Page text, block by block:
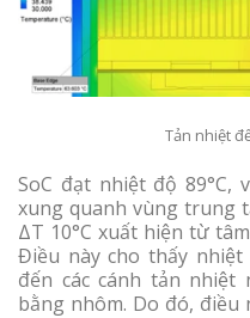
Tản nhiệt
SoC đạt nhiệt độ
xung quanh vùng trung
ΔT 10°C xuất hiện từ
Điều này cho thấy
đến các cánh tản
bằng nhôm. Do đó, điều